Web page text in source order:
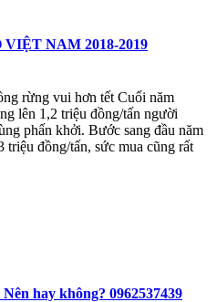
NAM 2018-2019
rừng vui hơn tết Cuối năm
lên 1,2 triệu đồng/tấn người
phấn khởi. Bước sang đầu năm
triệu đồng/tấn, sức mua cũng rất
hay không? 0962537439